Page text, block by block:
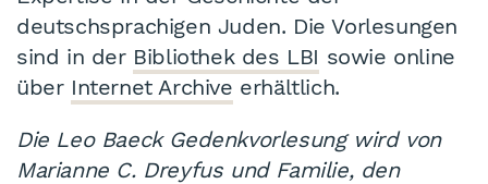
deutschsprachigen Juden. Die Vorlesungen
sind in der Bibliothek des LBI sowie online
über Internet Archive erhältlich.
Die Leo Baeck Gedenkvorlesung wird von
Marianne C. Dreyfus und Familie, den